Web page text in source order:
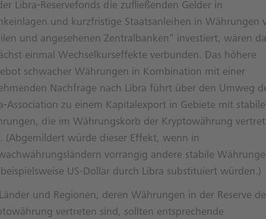
Libra-Reservefonds die zufließenden Gelder in
und kurzfristige Staatsanleihen in Währungen
und angesehenen Zentralbanken“ investiert, wären
einmal Wechselkurseffekte verbunden. Das höhere
schwacher Währungen in Kombination mit einer
Nachfrage nach Libra führt über den Umweg
Association zu einem Kapitalexport in Gebiete mit
die im Währungskorb der Kryptowährung
(Abgemildert würde dieser Effekt, wenn in
vorrangig andere stabile
US-Dollar durch Libra substituiert würden.)
und Regionen, deren Währungen in der Reserve
vertreten sind, sollten entsprechende